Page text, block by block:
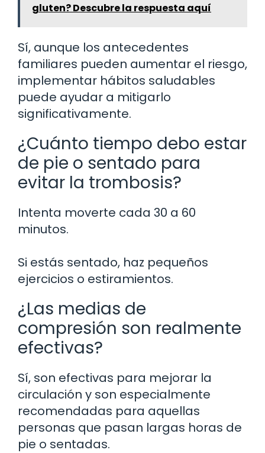
gluten? Descubre la respuesta aquí
Sí, aunque los antecedentes
familiares pueden aumentar el riesgo,
implementar hábitos saludables
puede ayudar a mitigarlo
significativamente.
¿Cuánto tiempo debo estar
de pie o sentado para
evitar la trombosis?
Intenta moverte cada 30 a 60
minutos.
Si estás sentado, haz pequeños
ejercicios o estiramientos.
¿Las medias de
compresión son realmente
efectivas?
Sí, son efectivas para mejorar la
circulación y son especialmente
recomendadas para aquellas
personas que pasan largas horas de
pie o sentadas.